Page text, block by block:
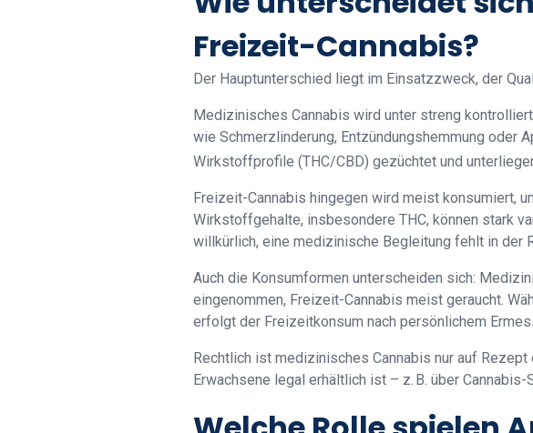
Freizeit-Cannabis?
Der Hauptunterschied liegt im Einsatzzweck, der
Medizinisches Cannabis wird unter streng
wie Schmerzlinderung, Entzündungshemmung oder
Wirkstoffprofile (THC/CBD) gezüchtet und
Freizeit-Cannabis hingegen wird meist konsumiert,
Wirkstoffgehalte, insbesondere THC, können stark
willkürlich, eine medizinische Begleitung fehlt in der
Auch die Konsumformen unterscheiden sich:
eingenommen, Freizeit-Cannabis meist geraucht.
erfolgt der Freizeitkonsum nach persönlichem
Rechtlich ist medizinisches Cannabis nur auf
Erwachsene legal erhältlich ist – z. B. über Cannabis-